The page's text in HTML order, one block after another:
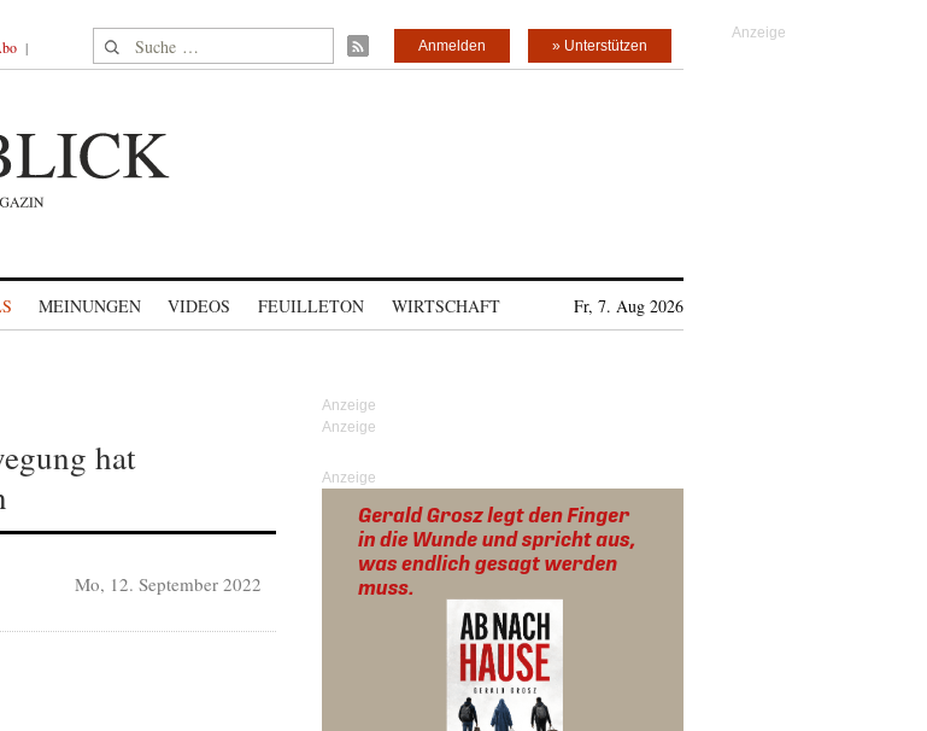
Suche nach: » Unterstützen
Anmelden
MEINUNGEN VIDEOS FEUILLETON WIRTSCHAFT Fr, 7. Aug 2026
hat
Mo, 12. September 2022
Anzeige